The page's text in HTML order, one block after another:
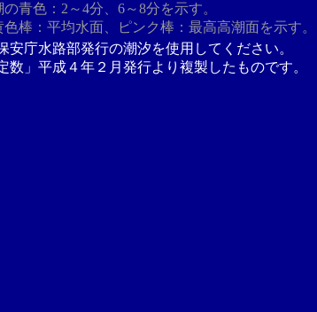
の青色：2～4分、6～8分を示す。
色棒：平均水面、ピンク棒：最高高潮面を示す。
庁水路部発行の潮汐を使用してください。
」平成４年２月発行より複製したものです。